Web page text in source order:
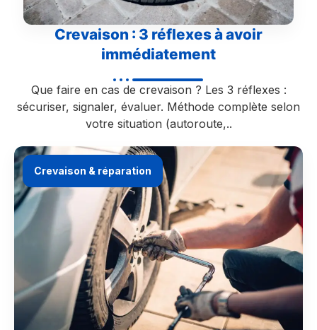
Crevaison : 3 réflexes à avoir
immédiatement
Que faire en cas de crevaison ? Les 3 réflexes :
sécuriser, signaler, évaluer. Méthode complète selon
votre situation (autoroute,..
Crevaison & réparation